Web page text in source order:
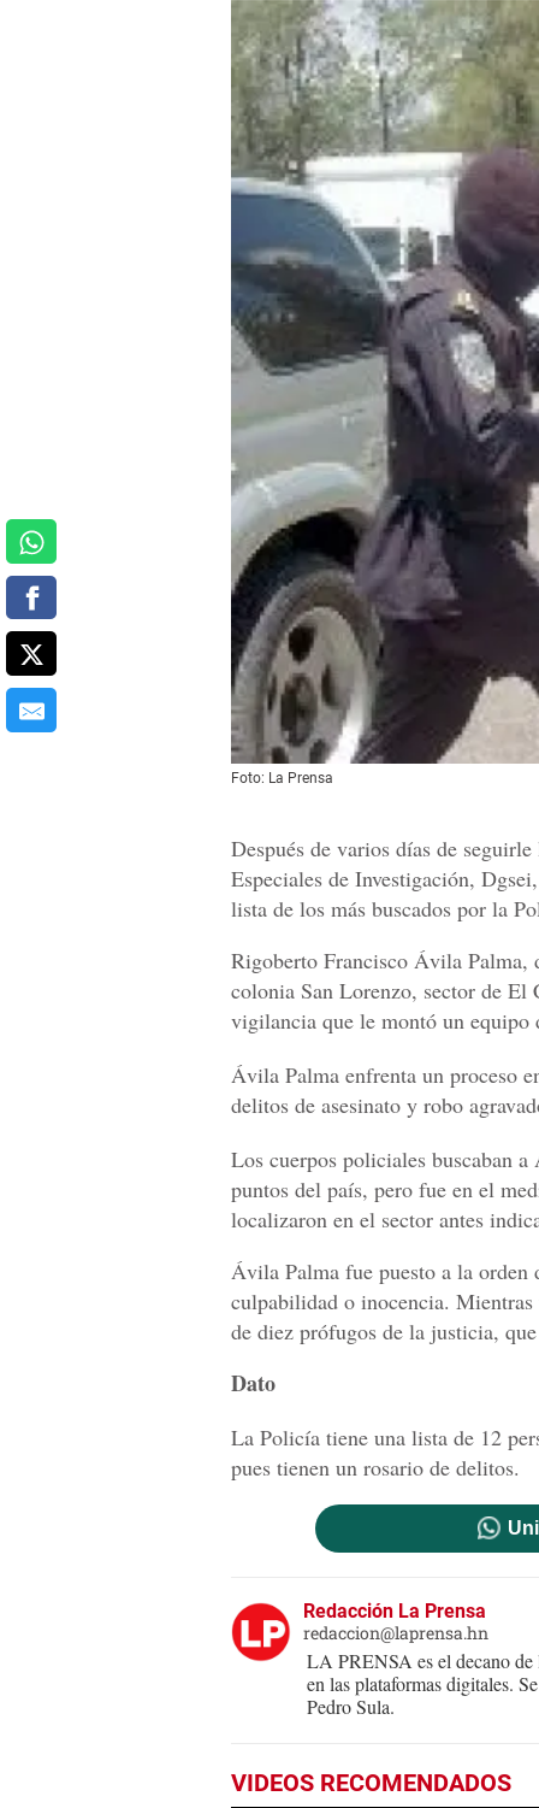
Foto: La Prensa
Después de varios días de
Especiales de Investigación,
lista de los más buscados por la
Rigoberto Francisco Ávila Palma,
colonia San Lorenzo, sector de El
vigilancia que le montó un equipo
Ávila Palma enfrenta un proceso
delitos de asesinato y robo
Los cuerpos policiales buscaban
puntos del país, pero fue en el
localizaron en el sector antes
Ávila Palma fue puesto a la orden
culpabilidad o inocencia.
de diez prófugos de la justicia,
Dato
La Policía tiene una lista de 12
pues tienen un rosario de delitos.
Redacción La Prensa
redaccion@laprensa.hn
LA PRENSA es el decano de
en las plataformas digitales.
Pedro Sula.
VIDEOS RECOMENDADOS